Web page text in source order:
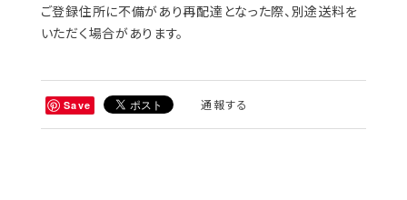
ご登録住所に不備があり再配達となった際、別途送料を
いただく場合があります。
Save 通報する